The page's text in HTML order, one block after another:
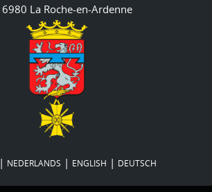
6980 La Roche-en-Ardenne
| NEDERLANDS | ENGLISH | DEUTSCH